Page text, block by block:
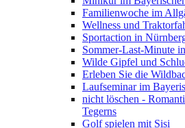
Familienwoche im
Wellness und
Sportaction in
Sommer-Last-Minute
Wilde Gipfel und
Erleben Sie die
Laufseminar im
nicht löschen -
Tegerns
Golf spielen mit Sisi